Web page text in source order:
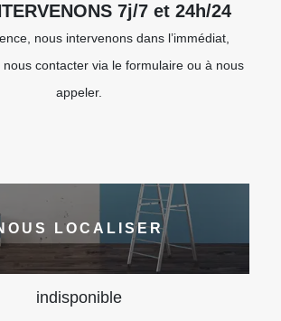
7j/7 et 24h/24
nous intervenons dans l’immédiat,
nous contacter via le formulaire ou à nous
appeler.
LOCALISER
indisponible